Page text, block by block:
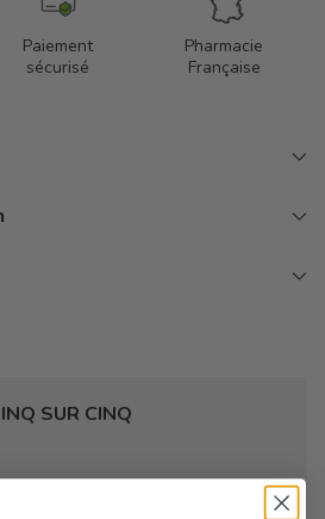
Paiement
sécurisé
Pharmacie
Française
SUR CINQ